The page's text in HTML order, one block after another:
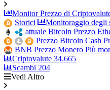
Monitor Prezzo di
Storici
Monitoraggio degli
attuale Bitcoin Prezzo
Prezzo Bitcoin Cash
BNB Prezzo Monero Più
Criptovalute 34.665
Scambi 204
Vedi Altro